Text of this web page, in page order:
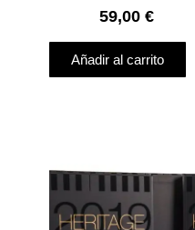
59,00 €
Añadir al carrito